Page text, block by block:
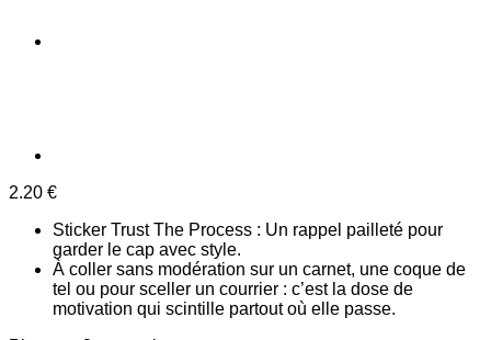
2.20 €
Sticker Trust The Process : Un rappel pailleté pour
garder le cap avec style.
À coller sans modération sur un carnet, une coque de
tel ou pour sceller un courrier : c’est la dose de
motivation qui scintille partout où elle passe.